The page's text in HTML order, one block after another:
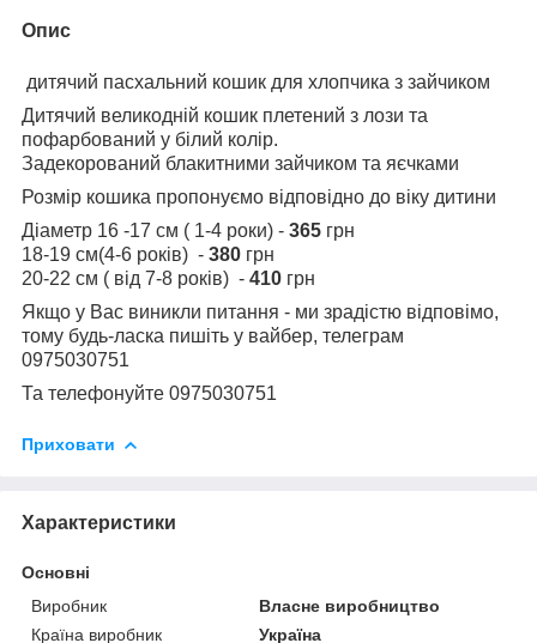
Опис
дитячий пасхальний кошик для хлопчика з зайчиком
Дитячий великодній кошик плетений з лози та
пофарбований у білий колір.
Задекорований блакитними зайчиком та яєчками
Розмір кошика пропонуємо відповідно до віку дитини
Діаметр 16 -17 см ( 1-4 роки) - 365 грн
18-19 см(4-6 років) - 380 грн
20-22 см ( від 7-8 років) - 410 грн
Якщо у Вас виникли питання - ми зрадістю відповімо,
тому будь-ласка пишіть у вайбер, телеграм
0975030751
Та телефонуйте 0975030751
Приховати
Характеристики
Основні
Виробник
Власне виробництво
Країна виробник
Україна